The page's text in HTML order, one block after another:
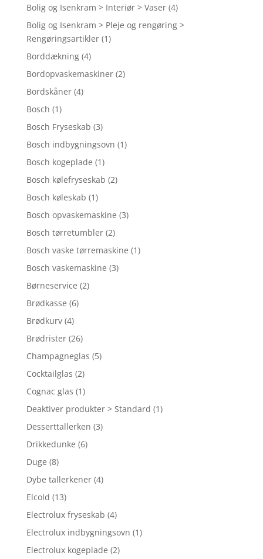
Bolig og Isenkram > Interiør > Vaser (4)
Bolig og Isenkram > Pleje og rengøring >
Rengøringsartikler (1)
Borddækning (4)
Bordopvaskemaskiner (2)
Bordskåner (4)
Bosch (1)
Bosch Fryseskab (3)
Bosch indbygningsovn (1)
Bosch kogeplade (1)
Bosch kølefryseskab (2)
Bosch køleskab (1)
Bosch opvaskemaskine (3)
Bosch tørretumbler (2)
Bosch vaske tørremaskine (1)
Bosch vaskemaskine (3)
Børneservice (2)
Brødkasse (6)
Brødkurv (4)
Brødrister (26)
Champagneglas (5)
Cocktailglas (2)
Cognac glas (1)
Deaktiver produkter > Standard (1)
Desserttallerken (3)
Drikkedunke (6)
Duge (8)
Dybe tallerkener (4)
Elcold (13)
Electrolux fryseskab (4)
Electrolux indbygningsovn (1)
Electrolux kogeplade (2)